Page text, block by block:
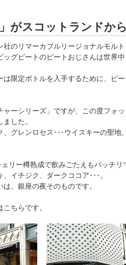
がスコットランドか
社のリマーカブルリージョナルモル
ッグピートのピートおじさんは世界
は限定ボトルを入手するために、ピ
ャーシリーズ」ですが、この度フォ
した。
、グレンロセス･･･ウイスキーの聖
リー樽熟成で飲みごたえもバッチリ
イチジク、ダークココア･･･。
、銀座の夜そのものです。
ちらです。